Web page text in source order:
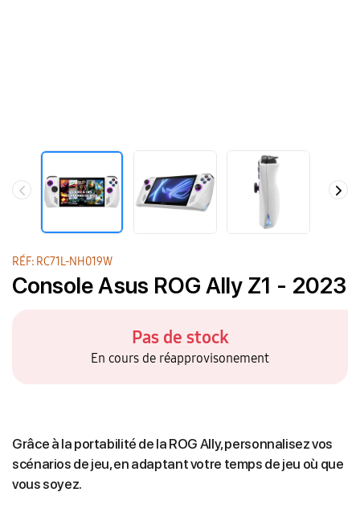
RÉF: RC71L-NH019W
Console Asus ROG Ally Z1 - 2023
Pas de stock
En cours de réapprovisonement
Grâce à la portabilité de la ROG Ally, personnalisez vos
scénarios de jeu, en adaptant votre temps de jeu où que
vous soyez.